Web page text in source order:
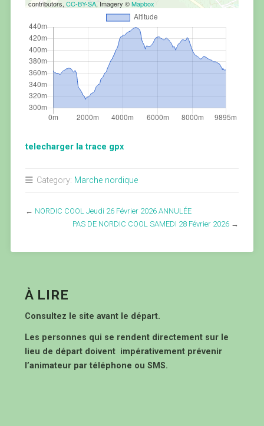
contributors, CC-BY-SA, Imagery ©Mapbox
telecharger la trace gpx
Category: Marche nordique
← NORDIC COOL Jeudi 26 Février 2026 ANNULÉE
PAS DE NORDIC COOL SAMEDI 28 Février 2026 →
À LIRE
Consultez le site avant le départ.
Les personnes qui se rendent directement sur le
lieu de départ doivent impérativement prévenir
l’animateur par téléphone ou SMS.